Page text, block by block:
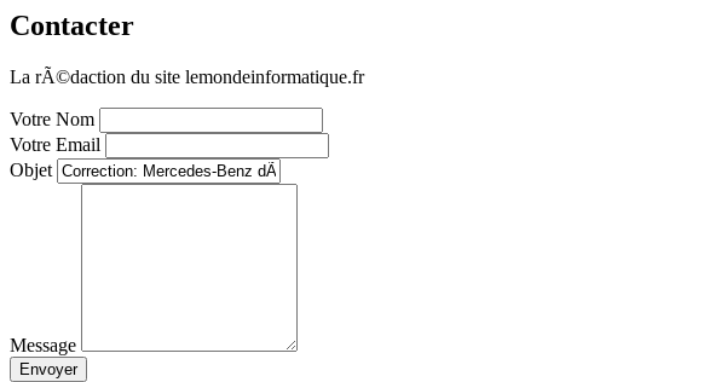
Contacter
La rÃ©daction du site lemondeinformatique.fr
Votre Nom
Votre Email
Objet
Message